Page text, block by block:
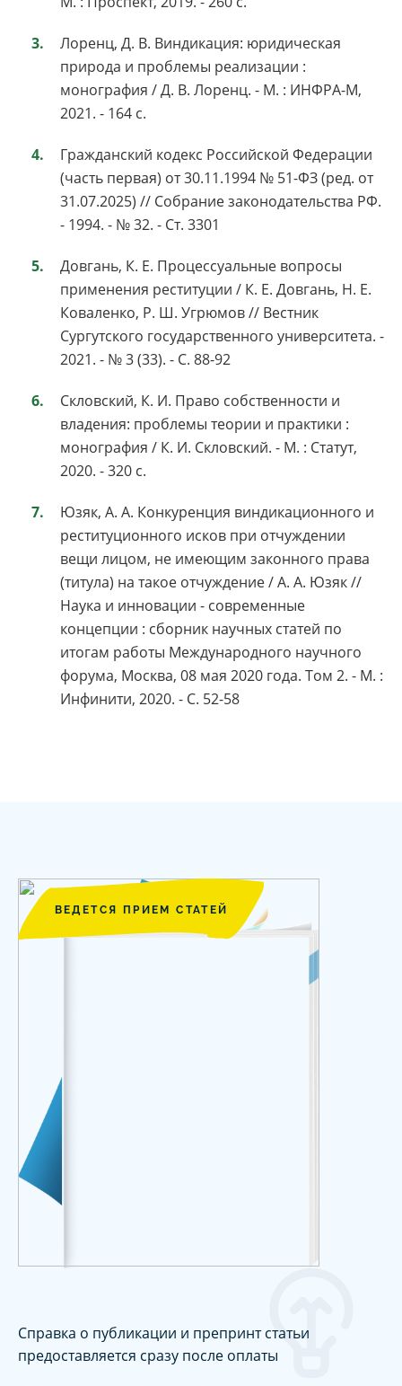
Лоренц, Д. В. Виндикация: юридическая
природа и проблемы реализации :
монография / Д. В. Лоренц. - М. : ИНФРА-М,
2021. - 164 с.
Гражданский кодекс Российской Федерации
(часть первая) от 30.11.1994 № 51-ФЗ (ред. от
31.07.2025) // Собрание законодательства РФ.
- 1994. - № 32. - Ст. 3301
Довгань, К. Е. Процессуальные вопросы
применения реституции / К. Е. Довгань, Н. Е.
Коваленко, Р. Ш. Угрюмов // Вестник
Сургутского государственного университета. -
2021. - № 3 (33). - С. 88-92
Скловский, К. И. Право собственности и
владения: проблемы теории и практики :
монография / К. И. Скловский. - М. : Статут,
2020. - 320 с.
Юзяк, А. А. Конкуренция виндикационного и
реституционного исков при отчуждении
вещи лицом, не имеющим законного права
(титула) на такое отчуждение / А. А. Юзяк //
Наука и инновации - современные
концепции : сборник научных статей по
итогам работы Международного научного
форума, Москва, 08 мая 2020 года. Том 2. - М. :
Инфинити, 2020. - С. 52-58
ВЕДЕТСЯ ПРИЕМ СТАТЕЙ
Справка о публикации и препринт статьи
предоставляется сразу после оплаты